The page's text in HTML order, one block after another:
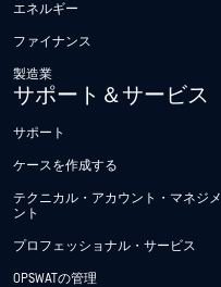
エネルギー
ファイナンス
製造業
サポート＆サービス
サポート
ケースを作成する
テクニカル・アカウント・マネジメ
ント
プロフェッショナル・サービス
OPSWATの管理